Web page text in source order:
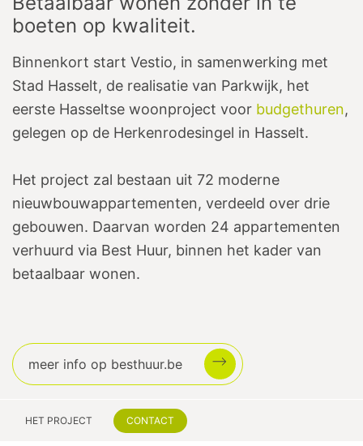
boeten op kwaliteit.
Binnenkort start Vestio, in samenwerking met
Stad Hasselt, de realisatie van Parkwijk, het
eerste Hasseltse woonproject voor budgethuren,
gelegen op de Herkenrodesingel in Hasselt.
Het project zal bestaan uit 72 moderne
nieuwbouwappartementen, verdeeld over drie
gebouwen. Daarvan worden 24 appartementen
verhuurd via Best Huur, binnen het kader van
betaalbaar wonen.
meer info op besthuur.be
HET PROJECT CONTACT